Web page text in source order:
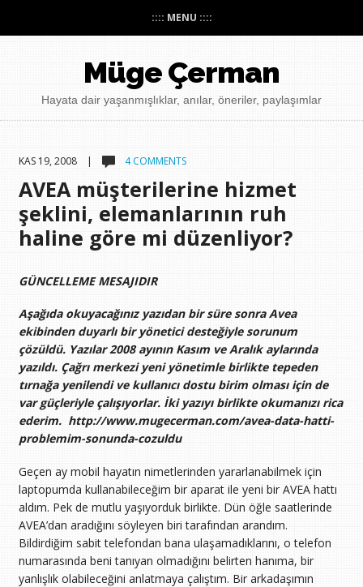
:::: MENU ::::
Müge Çerman
Hayata dair yaşanmışlıklar, anılar, öneriler, paylaşımlar
KAS 19, 2008 | 4 COMMENTS
AVEA müşterilerine hizmet
şeklini, elemanlarının ruh
haline göre mi düzenliyor?
GÜNCELLEME MESAJIDIR
Aşağıda okuyacağınız yazıdan bir süre sonra Avea
ekibinden duyarlı bir yönetici desteğiyle sorunum
çözüldü. Yazılar 2008 ayının Kasım ve Aralık aylarında
yazıldı. Çağrı merkezi yeni yönetimle birlikte tepeden
tırnağa yenilendi ve kullanıcı dostu birim olması için de
var güçleriyle çalışıyorlar. İki yazıyı birlikte okumanızı rica
ederim. http://www.mugecerman.com/avea-data-hatti-
problemim-sonunda-cozuldu
Geçen ay mobil hayatın nimetlerinden yararlanabilmek için
laptopumda kullanabileceğim bir aparat ile yeni bir AVEA hattı
aldım. Pek de mutlu yaşıyorduk birlikte. Dün öğle saatlerinde
AVEA’dan aradığını söyleyen biri tarafından arandım.
Bildirdiğim sabit telefondan bana ulaşamadıklarını, o telefon
numarasında beni tanıyan olmadığını belirten hanıma, bir
yanlışlık olabileceğini anlatmaya çalıştım. Bir arkadaşımın